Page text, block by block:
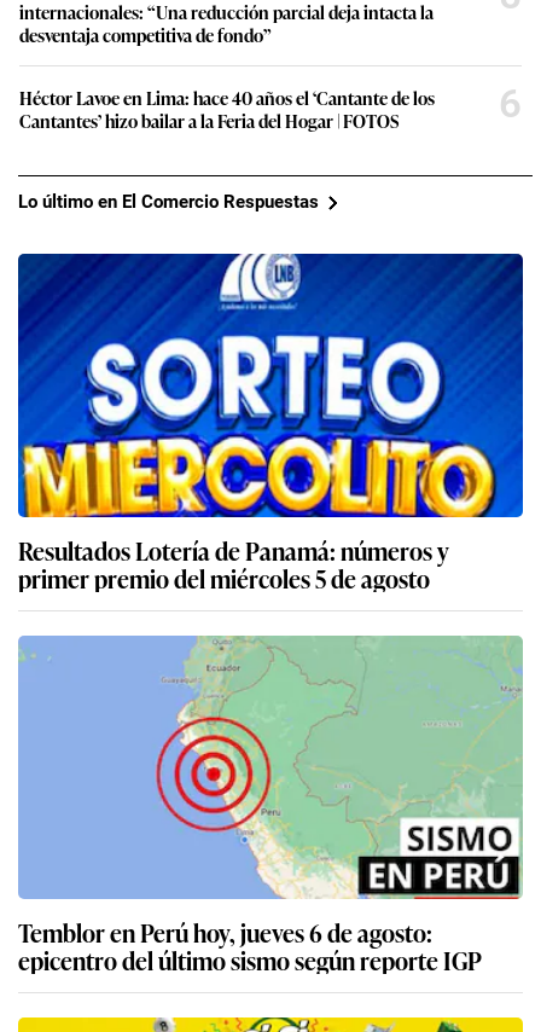
internacionales: “Una reducción parcial deja intacta la
desventaja competitiva de fondo”
Héctor Lavoe en Lima: hace 40 años el ‘Cantante de los
Cantantes’ hizo bailar a la Feria del Hogar | FOTOS
6
Lo último en El Comercio Respuestas
Resultados Lotería de Panamá: números y
primer premio del miércoles 5 de agosto
Temblor en Perú hoy, jueves 6 de agosto:
epicentro del último sismo según reporte IGP